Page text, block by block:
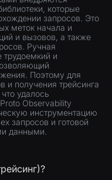
которые
запросов. Это
меток начала и
и вызовов, а также
Ручная
трудоемкий и
Поэтому для
и получения трейсинга
удалось
Observability
инструментацию
запросов и готовой
данными.